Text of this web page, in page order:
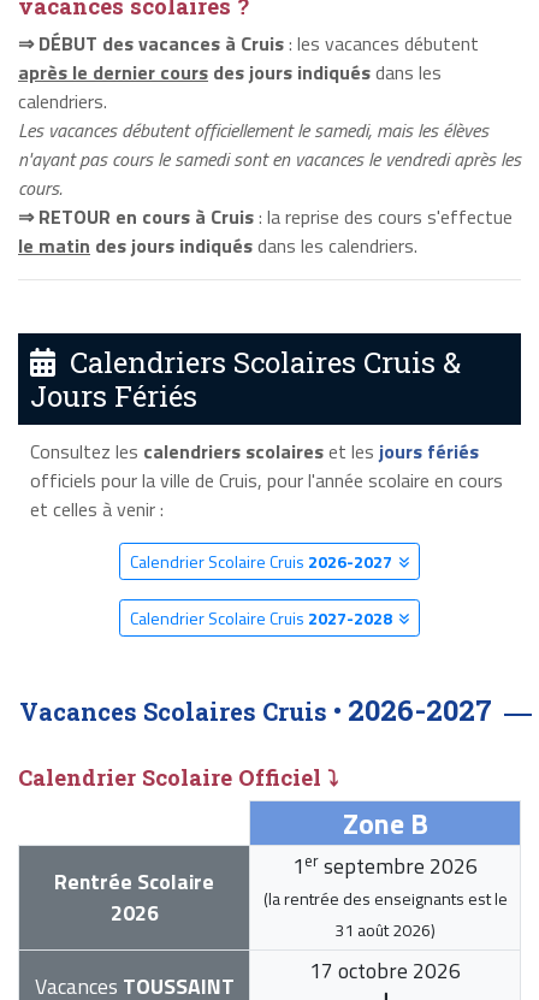
⇒ DÉBUT des vacances à Cruis: les vacances débutent
après le dernier cours des jours indiquésdans les
calendriers.
Les vacances débutent officiellement le samedi, mais les élèves
n'ayant pas cours le samedi sont en vacances le vendredi après les
cours.
⇒ RETOUR en cours à Cruis: la reprise des cours s'effectue
le matin des jours indiquésdans les calendriers.
Calendriers Scolaires Cruis &
Jours Fériés
Consultez les calendriers scolaireset les jours fériés
officiels pour la ville de Cruis, pour l'année scolaire en cours
et celles à venir :
Calendrier Scolaire Cruis 2026-2027
Calendrier Scolaire Cruis 2027-2028
Vacances Scolaires Cruis • 2026-2027
Calendrier Scolaire Officiel ⤵
Zone B
Rentrée Scolaire
2026
1 er septembre 2026
(la rentrée des enseignants est le
31 août 2026)
Vacances TOUSSAINT 17 octobre 2026